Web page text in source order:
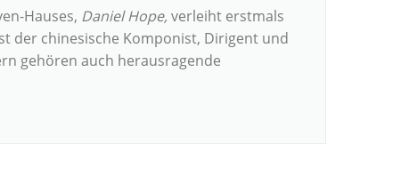
Hauses, Daniel Hope, verleiht erstmals
der chinesische Komponist, Dirigent und
gehören auch herausragende